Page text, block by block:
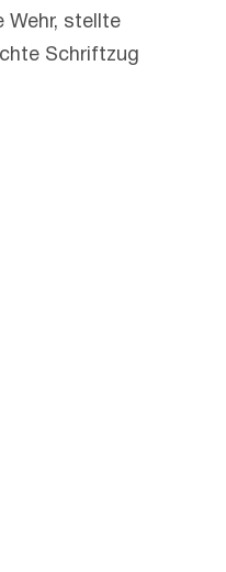
Wehr, stellte
Schriftzug